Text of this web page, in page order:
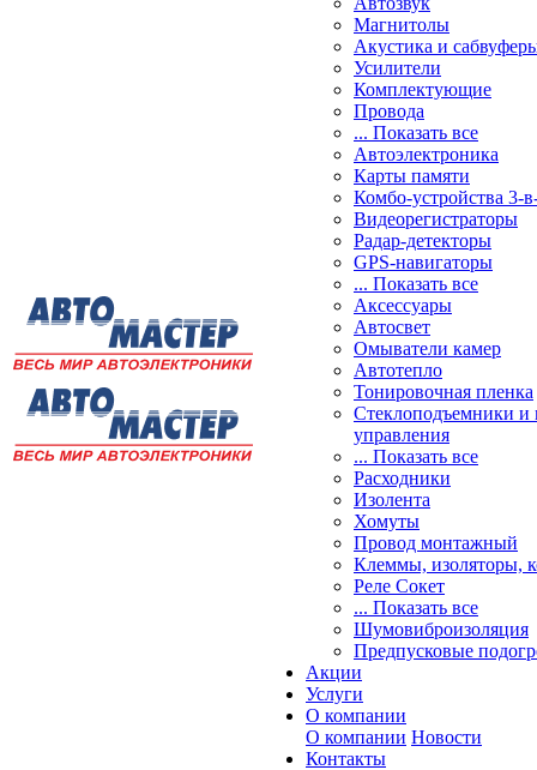
Магнитолы
Акустика и
Усилители
Комплектующие
Провода
... Показать все
Автоэлектроника
Карты памяти
Комбо-устройства 3-
Видеорегистраторы
Радар-детекторы
GPS-навигаторы
... Показать все
Аксессуары
Автосвет
Омыватели камер
Автотепло
Тонировочная пленка
Стеклоподъемники и
управления
... Показать все
Расходники
Изолента
Хомуты
Провод монтажный
Клеммы, изоляторы,
Реле Сокет
... Показать все
Шумовиброизоляция
Предпусковые
Акции
Услуги
О компании
О компании Новости
Контакты